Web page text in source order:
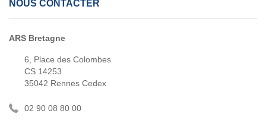
NOUS CONTACTER
ARS Bretagne
6, Place des Colombes
CS 14253
35042 Rennes Cedex
02 90 08 80 00